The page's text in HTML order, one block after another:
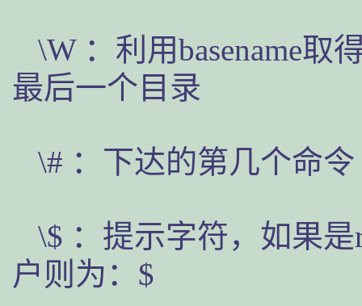
\W ：利用basename取
最后一个目录
\# ：下达的第几个命令
\$ ：提示字符，如果
户则为：$